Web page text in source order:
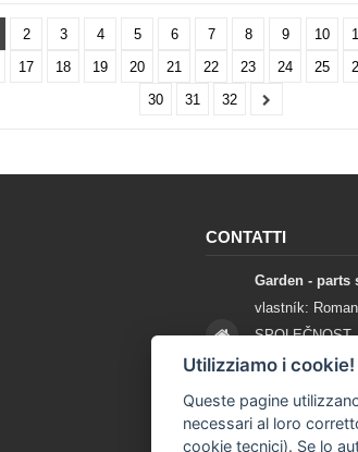
2 3 4 5 6 7 8 9 10
17 18 19 20 21 22 23 24 25
30
31 32
CONTATTI
Garden - parts
vlastník:
SPOLEČNOST
Mladějov na
+420 777 96 96
Utilizziamo i cookie!
Queste pagine
necessari al loro
cookie tecnici). Se lo